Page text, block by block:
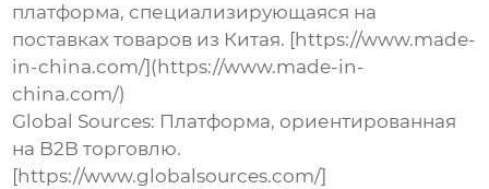
платформа, специализирующаяся на
поставках товаров из Китая. [https://www.made-
in-china.com/](https://www.made-in-
china.com/)
Global Sources: Платформа, ориентированная
на B2B торговлю.
[https://www.globalsources.com/]